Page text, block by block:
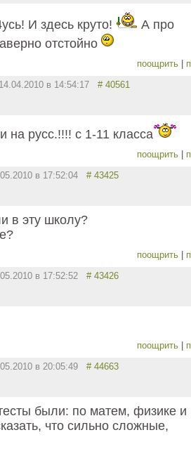
И здесь круто!
А про
отстойно
поощрить
14.04.2010 в 14:54:17 # 40561
на русс.!!!! с 1-11 класса
поощрить
в 17:52:04 # 43425
в эту школу?
поощрить
в 17:52:52 # 43426
поощрить
в 20:05:49 # 44663
были: по матем, физике и
что сильно сложные,